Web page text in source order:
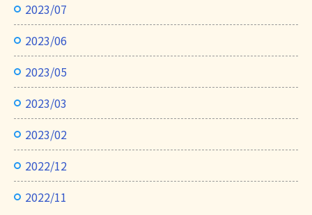
2023/07
2023/06
2023/05
2023/03
2023/02
2022/12
2022/11